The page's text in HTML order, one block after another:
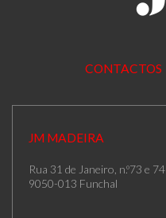
CONTACTOS
JM MADEIRA
Rua 31 de Janeiro, n.º73 e 74
9050-013 Funchal